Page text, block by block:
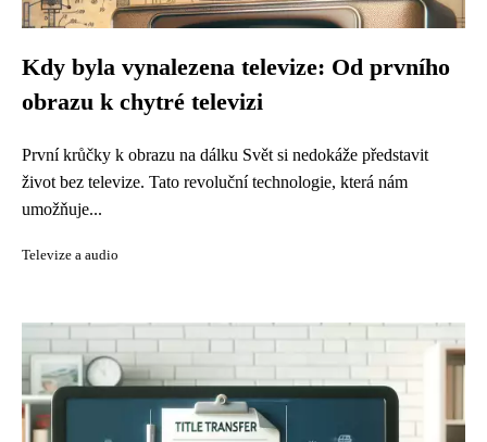
Kdy byla vynalezena televize: Od prvního
obrazu k chytré televizi
První krůčky k obrazu na dálku Svět si nedokáže představit
život bez televize. Tato revoluční technologie, která nám
umožňuje...
Televize a audio